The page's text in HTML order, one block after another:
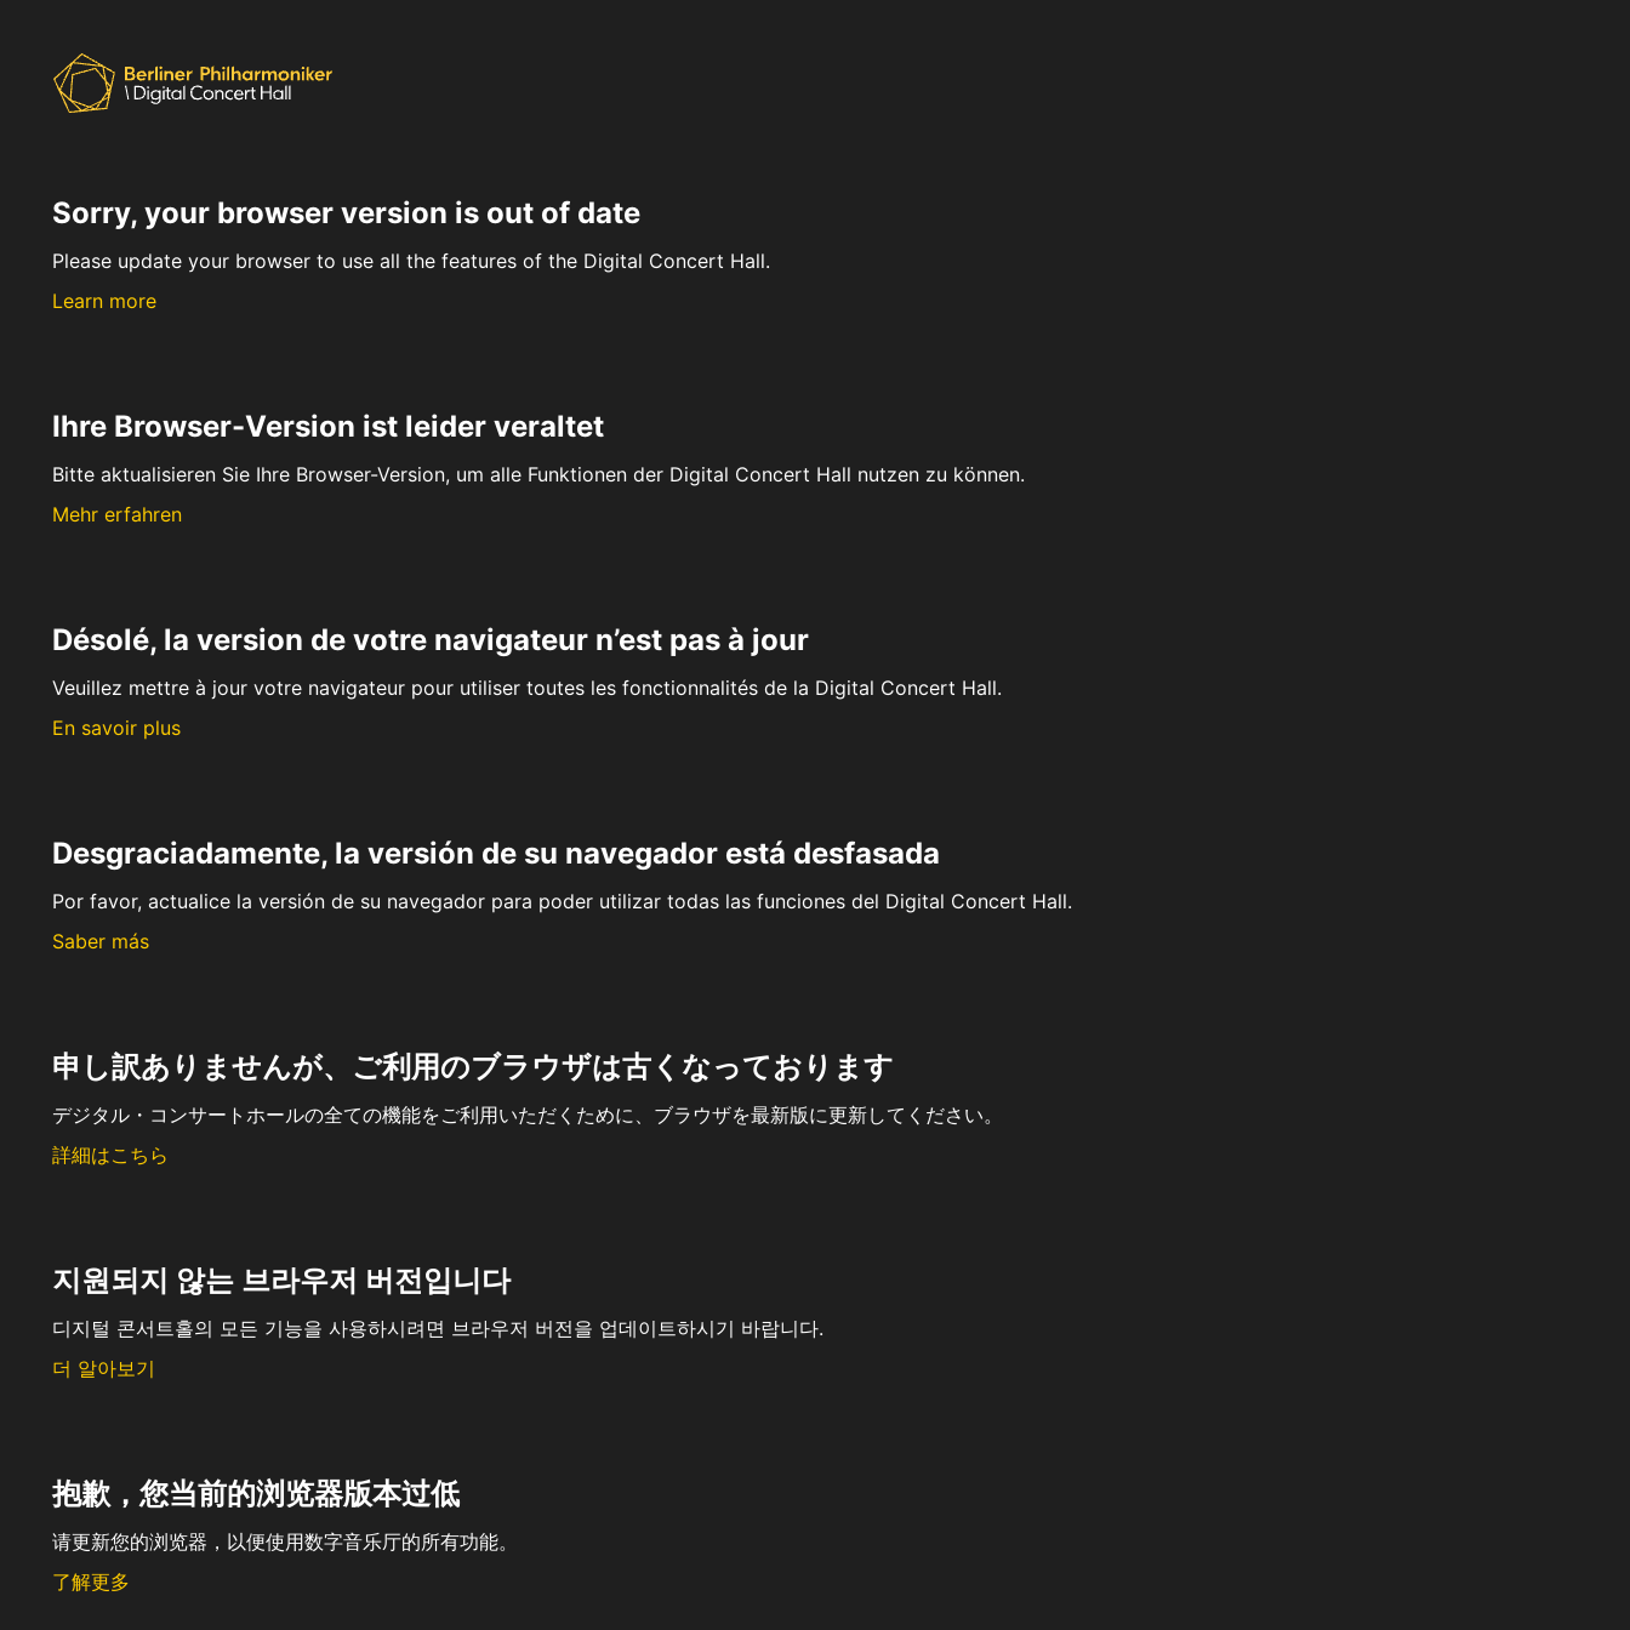
Sorry, your browser version is out of date
Please update your browser to use all the features of the Digital Concert Hall.
Learn more
Ihre Browser-Version ist leider veraltet
Bitte aktualisieren Sie Ihre Browser-Version, um alle Funktionen der Digital Concert Hall nutzen zu können.
Mehr erfahren
Désolé, la version de votre navigateur n’est pas à jour
Veuillez mettre à jour votre navigateur pour utiliser toutes les fonctionnalités de la Digital Concert Hall.
En savoir plus
Desgraciadamente, la versión de su navegador está desfasada
Por favor, actualice la versión de su navegador para poder utilizar todas las funciones del Digital Concert Hall.
Saber más
申し訳ありませんが、ご利用のブラウザは古くなっております
デジタル・コンサートホールの全ての機能をご利用いただくために、ブラウザを最新版に更新してください。
詳細はこちら
지원되지 않는 브라우저 버전입니다
디지털 콘서트홀의 모든 기능을 사용하시려면 브라우저 버전을 업데이트하시기 바랍니다.
더 알아보기
抱歉，您当前的浏览器版本过低
请更新您的浏览器，以便使用数字音乐厅的所有功能。
了解更多